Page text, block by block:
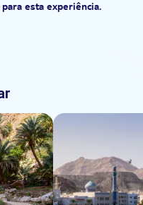
esta experiência.